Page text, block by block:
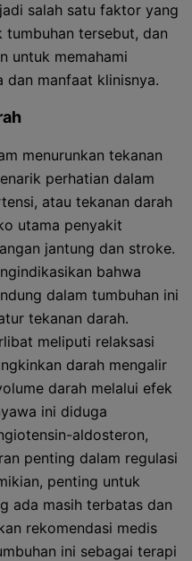
salah satu faktor yang
tersebut, dan
untuk memahami
dan manfaat klinisnya.
menurunkan tekanan
perhatian dalam
atau tekanan darah
utama penyakit
jantung dan stroke.
bahwa
dalam tumbuhan ini
tekanan darah.
meliputi relaksasi
darah mengalir
darah melalui efek
ini diduga
aldosteron,
penting dalam regulasi
penting untuk
ada masih terbatas dan
rekomendasi medis
ini sebagai terapi